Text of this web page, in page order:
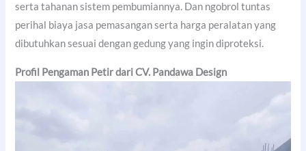
serta tahanan sistem pembumiannya. Dan ngobrol tuntas
perihal biaya jasa pemasangan serta harga peralatan yang
dibutuhkan sesuai dengan gedung yang ingin diproteksi.
Profil Pengaman Petir dari CV. Pandawa Design